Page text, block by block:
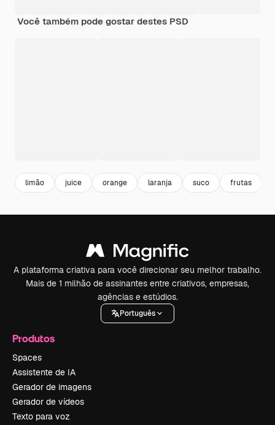
Você também pode gostar destes PSD
limão juice orange laranja suco frutas
A plataforma criativa para você direcionar seu melhor trabalho.
Mais de 1 milhão de assinantes entre criativos, empresas,
agências e estúdios.
Português
Produtos
Spaces
Assistente de IA
Gerador de imagens
Gerador de vídeos
Texto para voz